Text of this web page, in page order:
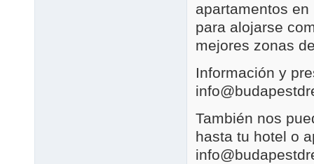
apartamentos
para alojarse
mejores zonas
Información y
También nos
hasta tu hotel o